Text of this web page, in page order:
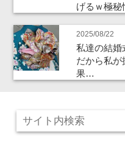
げるｗ極
2025/08/22
私達の結
だから私
果…